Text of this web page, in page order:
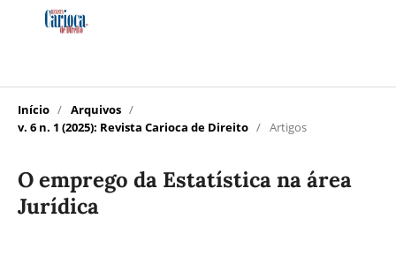
Início / Arquivos /
v. 6 n. 1 (2025): Revista Carioca de Direito / Artigos
O emprego da Estatística na área
Jurídica